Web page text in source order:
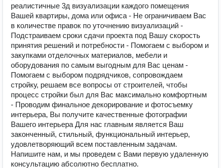
реалистичные 3д визуализации каждого помещения
Вашей квартиры, дома или офиса - Не ограничиваем Вас
в количестве правок по уточнению визуализаций -
Подстраиваем сроки сдачи проекта под Вашу скорость
принятия решений и потребности - Помогаем с выбором и
закупками отделочных материалов, мебели и
оборудования по самым выгодным для Вас ценам -
Помогаем с выбором подрядчиков, сопровождаем
стройку, решаем все вопросы от строителей, чтобы
процесс стройки был для Вас максимально комфортным
- Проводим финальное декорирование и фотосъемку
интерьера, Вы получите качественные фотографии
Вашего интерьера Для нас главным является Ваш
законченный, стильный, функциональный интерьер,
удовлетворяющий всем поставленным задачам.
Напишите нам, и мы проведем с Вами первую удаленную
консультацию абсолютно бесплатно.